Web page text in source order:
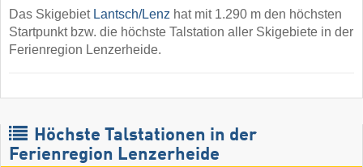
Das Skigebiet Lantsch/​Lenz hat mit 1.290 m den höchsten
Startpunkt bzw. die höchste Talstation aller Skigebiete in der
Ferienregion Lenzerheide.
Höchste Talstationen in der
Ferienregion Lenzerheide